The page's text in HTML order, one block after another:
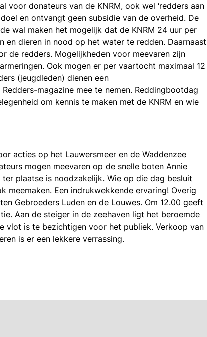
voor donateurs van de KNRM, ook wel ‘redders aan
en ontvangt geen subsidie van de overheid. De
wal maken het mogelijk dat de KNRM 24 uur per
en dieren in nood op het water te redden. Daarnaast
de redders. Mogelijkheden voor meevaren zijn
Ook mogen er per vaartocht maximaal 12
(jeugdleden) dienen een
magazine mee te nemen. Reddingbootdag
om kennis te maken met de KNRM en wie
acties op het Lauwersmeer en de Waddenzee
mogen meevaren op de snelle boten Annie
plaatse is noodzakelijk. Wie op die dag besluit
Een indrukwekkende ervaring! Overig
Gebroeders Luden en de Louwes. Om 12.00 geeft
Aan de steiger in de zeehaven ligt het beroemde
vlot is te bezichtigen voor het publiek. Verkoop van
is er een lekkere verrassing.